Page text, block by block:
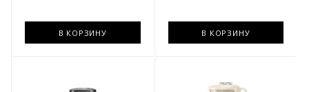
В КОРЗИНУ В КОРЗИНУ